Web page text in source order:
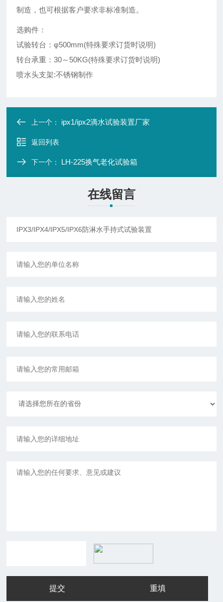
制造，也可根据客户要求非标准制造。
选购件：
试验转台：φ500mm(特殊要求订货时说明)
转台承重：30～50KG(特殊要求订货时说明)
喷水头支架:不锈钢制作
上一个： ipx1/ipx2滴水试验装置厂家
返回列表
下一个： LH-225换气老化试验箱
在线留言